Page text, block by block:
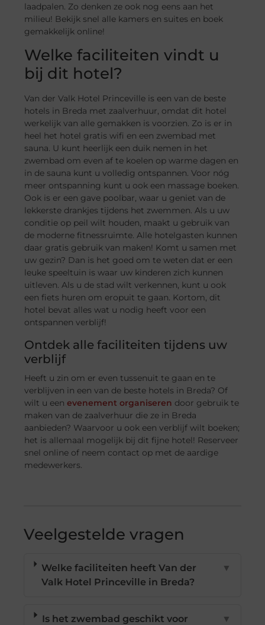
laadpalen. Zo denken ze ook nog eens aan het
milieu! Bekijk snel alle kamers en suites en boek
gemakkelijk online!
Welke faciliteiten vindt u
bij dit hotel?
Van der Valk Hotel Princeville is een van de beste
hotels in Breda met zaalverhuur, omdat dit hotel
werkelijk van alle gemakken is voorzien. Zo is er in
heel het hotel gratis wifi en een zwembad met
sauna. U kunt heerlijk een duik nemen in het
zwembad om even af te koelen op warme dagen en
in de sauna kunt u volledig ontspannen. Voor nóg
meer ontspanning kunt u ook een massage boeken.
Ook is er een gave poolbar, waar u geniet van de
lekkerste drankjes tijdens het zwemmen. Als u uw
conditie op peil wilt houden, maakt u gebruik van
de moderne fitnessruimte. Alle hotelgasten kunnen
daar gratis gebruik van maken! Komt u samen met
uw gezin? Dan is het goed om te weten dat er een
leuke speeltuin is waar uw kinderen zich kunnen
uitleven. Als u de stad wilt verkennen, kunt u ook
een fiets huren om eropuit te gaan. Kortom, dit
hotel bevat alles wat u nodig heeft voor een
ontspannen verblijf!
Ontdek alle faciliteiten tijdens uw
verblijf
Heeft u zin om er even tussenuit te gaan en te
verblijven in een van de beste hotels in Breda? Of
wilt u eenevenement organiseren door gebruik te
maken van de zaalverhuur die ze in Breda
aanbieden? Waarvoor u ook een verblijf wilt boeken;
het is allemaal mogelijk bij dit fijne hotel! Reserveer
snel online of neem contact op met de aardige
medewerkers.
Veelgestelde vragen
Welke faciliteiten heeft Van der
Valk Hotel Princeville in Breda?
▼
Is het zwembad geschikt voor
▼